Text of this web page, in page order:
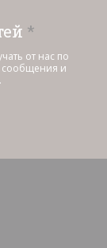
*
от нас по
сообщения и